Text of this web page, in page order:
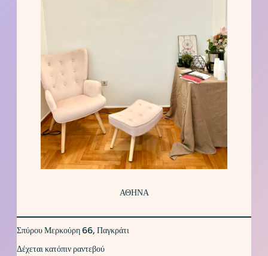
ΑΘΗΝΑ
Σπύρου Μερκούρη 66, Παγκράτι
Δέχεται κατόπιν ραντεβού